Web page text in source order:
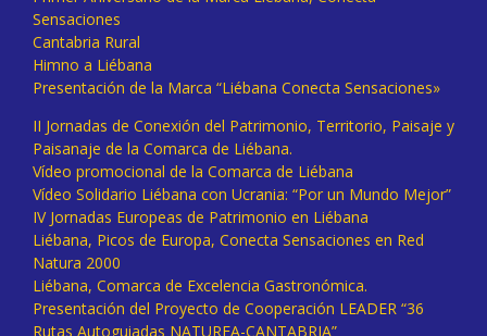
Sensaciones
Cantabria Rural
Himno a Liébana
Presentación de la Marca “Liébana Conecta Sensaciones»
II Jornadas de Conexión del Patrimonio, Territorio, Paisaje y
Paisanaje de la Comarca de Liébana.
Vídeo promocional de la Comarca de Liébana
Vídeo Solidario Liébana con Ucrania: “Por un Mundo Mejor”
IV Jornadas Europeas de Patrimonio en Liébana
Liébana, Picos de Europa, Conecta Sensaciones en Red
Natura 2000
Liébana, Comarca de Excelencia Gastronómica.
Presentación del Proyecto de Cooperación LEADER “36
Rutas Autoguiadas NATUREA-CANTABRIA”